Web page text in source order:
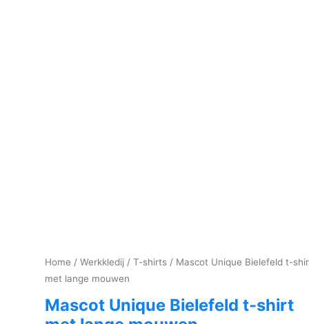
Home / Werkkledij / T-shirts / Mascot Unique Bielefeld t-
met lange mouwen
Mascot Unique Bielefeld t-shirt